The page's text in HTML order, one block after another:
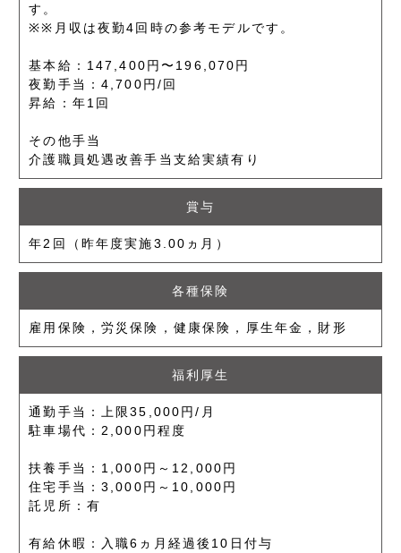
す。
※※月収は夜勤4回時の参考モデルです。
基本給：147,400円〜196,070円
夜勤手当：4,700円/回
昇給：年1回
その他手当
介護職員処遇改善手当支給実績有り
賞与
年2回（昨年度実施3.00ヵ月）
各種保険
雇用保険，労災保険，健康保険，厚生年金，財形
福利厚生
通勤手当：上限35,000円/月
駐車場代：2,000円程度
扶養手当：1,000円～12,000円
住宅手当：3,000円～10,000円
託児所：有
有給休暇：入職6ヵ月経過後10日付与